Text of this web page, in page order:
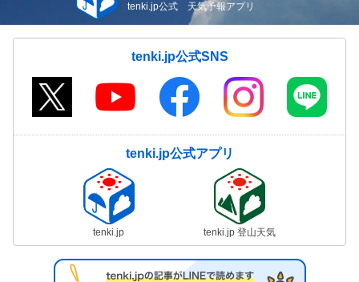
tenki.jp公式 天気予報アプリ
tenki.jp公式SNS
tenki.jp公式アプリ
tenki.jp tenki.jp 登山天気